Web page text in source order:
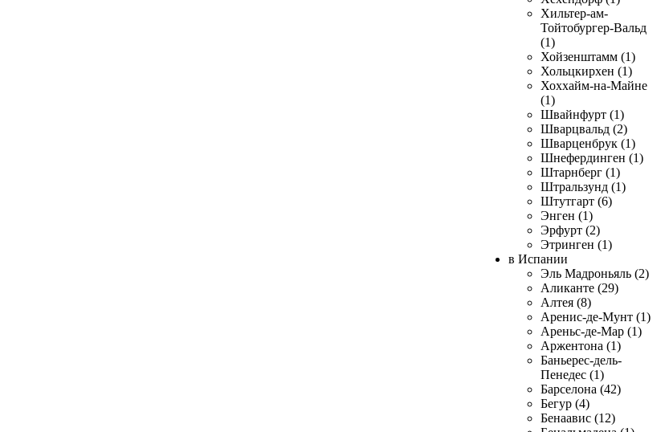
Хильтер-ам-
Тойтобургер-Вальд
(1)
Хойзенштамм (1)
Хольцкирхен (1)
Хоххайм-на-Майне
(1)
Швайнфурт (1)
Шварцвальд (2)
Шварценбрук (1)
Шнефердинген (1)
Штарнберг (1)
Штральзунд (1)
Штутгарт (6)
Энген (1)
Эрфурт (2)
Этринген (1)
в Испании
Эль Мадроньяль (2)
Аликанте (29)
Алтея (8)
Аренис-де-Мунт (1)
Ареньс-де-Мар (1)
Аржентона (1)
Баньерес-дель-
Пенедес (1)
Барселона (42)
Бегур (4)
Бенаавис (12)